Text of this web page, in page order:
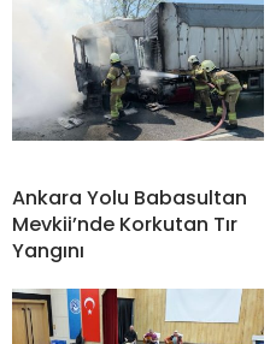
Ankara Yolu Babasultan
Mevkii’nde Korkutan Tır
Yangını